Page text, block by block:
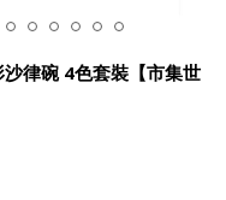
律碗 4色套裝【市集世